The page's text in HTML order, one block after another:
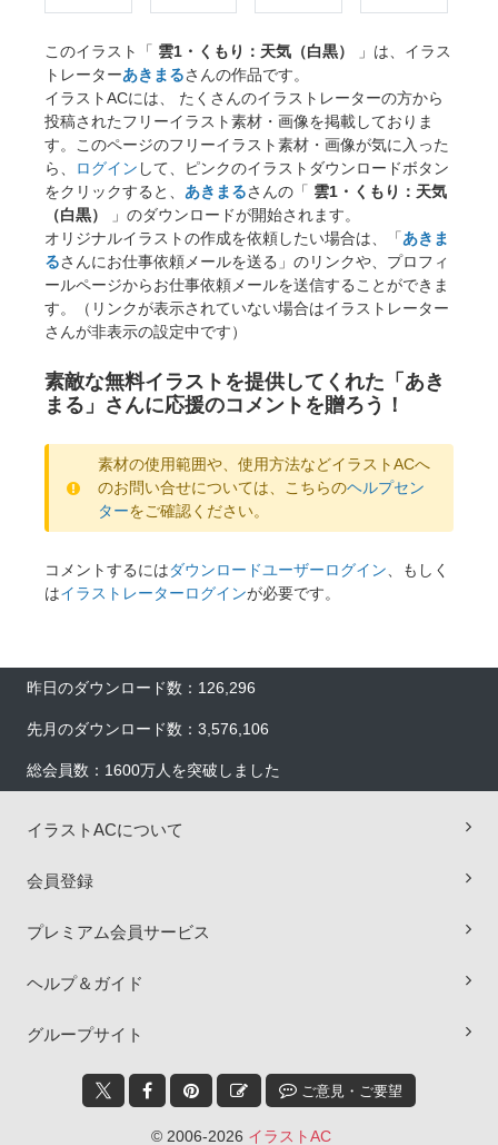
このイラスト「 雲1・くもり：天気（白黒）
」は、イラス
トレーターあきまるさんの作品です。
イラストACには、 たくさんのイラストレーターの方から
投稿されたフリーイラスト素材・画像を掲載しておりま
す。このページのフリーイラスト素材・画像が気に入った
ら、
ログイン して、ピンクのイラストダウンロードボタン
をクリックすると、 あきまるさんの「 雲1・くもり：天気
（白黒）
」のダウンロードが開始されます。
オリジナルイラストの作成を依頼したい場合は、「あきま
るさんにお仕事依頼メールを送る」のリンクや、プロフィ
ールページからお仕事依頼メールを送信することができま
す。（リンクが表示されていない場合はイラストレーター
さんが非表示の設定中です）
素敵な無料イラストを提供してくれた「あき
まる」さんに応援のコメントを贈ろう！
素材の使用範囲や、使用方法などイラストACへ
のお問い合せについては、こちらのヘルプセン
ターをご確認ください。
コメントするにはダウンロードユーザーログイン、もしく
はイラストレーターログインが必要です。
昨日のダウンロード数：126,296
先月のダウンロード数：3,576,106
総会員数：1600万人を突破しました
イラストACについて
会員登録
プレミアム会員サービス
ヘルプ＆ガイド
グループサイト
ご意見・ご要望
© 2006-2026 イラストAC